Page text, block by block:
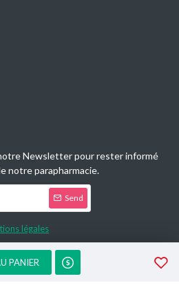
PANIER
Newsletter pour rester informé
notre parapharmacie.
Send
légales
All Rights Reserved.